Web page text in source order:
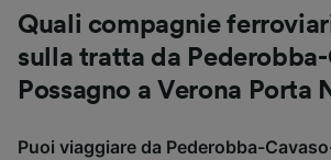
Quali compagnie
sulla tratta da
Possagno a Verona Porta
Puoi viaggiare da Pederobba-